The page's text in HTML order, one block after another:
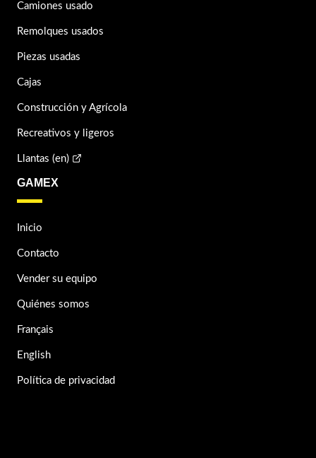
Camiones usado
Remolques usados
Piezas usadas
Cajas
Construcción y Agrícola
Recreativos y ligeros
Llantas (en)
GAMEX
Inicio
Contacto
Vender su equipo
Quiénes somos
Français
English
Política de privacidad